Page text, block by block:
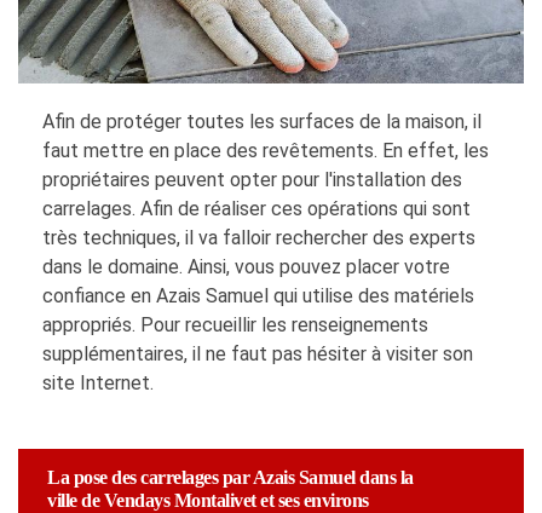
Afin de protéger toutes les surfaces de la maison, il
faut mettre en place des revêtements. En effet, les
propriétaires peuvent opter pour l'installation des
carrelages. Afin de réaliser ces opérations qui sont
très techniques, il va falloir rechercher des experts
dans le domaine. Ainsi, vous pouvez placer votre
confiance en Azais Samuel qui utilise des matériels
appropriés. Pour recueillir les renseignements
supplémentaires, il ne faut pas hésiter à visiter son
site Internet.
La pose des carrelages par Azais Samuel dans la
ville de Vendays Montalivet et ses environs